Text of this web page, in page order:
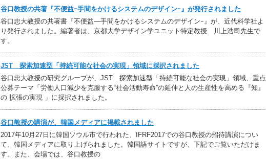
谷口教授の共著『不便益ｰ手間をかけるシステムのデザインｰ』が発行されました
谷口忠大教授の共著書『不便益―手間をかけるシステムのデザインｰ』が、近代科学社よ
り発行されました。編著者は、京都大学デザイン学ユニット特定教授 川上浩司先生で
す。
JST 探索加速型「持続可能な社会の実現」領域に採択されました
谷口忠大教授の研究グループが、JST 探索加速型「持続可能な社会の実現」領域、重点
公募テーマ「労働人口減少を克服する“社会活動寿命”の延伸と人の生産性を高める『知』
の 拡張の実現 」に採択されました。
谷口教授の講演が、韓国メディアに掲載されました
2017年10月27日に韓国ソウル市で行われた、IFRF2017での谷口教授の招待講演につい
て、韓国メディアに取り上げられました。韓国語サイトですが、下記でご覧いただけま
す。また、会場では、谷口教授の